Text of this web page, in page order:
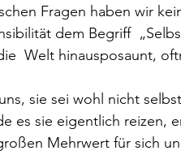
Fragen haben wir
dem Begriff
Welt hinausposaunt,
sie sei wohl nicht
es sie eigentlich reizen,
Mehrwert für sich